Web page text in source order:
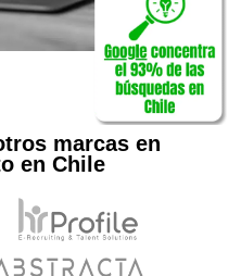
marcas en
en Chile